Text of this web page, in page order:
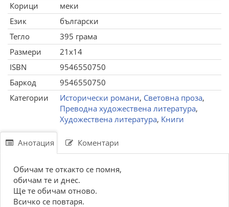
Корици
меки
Език
български
Тегло
395 грама
Размери
21x14
ISBN
9546550750
Баркод
9546550750
Категории
Исторически романи, Световна проза,
Преводна художествена литература,
Художествена литература, Книги
Анотация Коментари
Обичам те откакто се помня,
обичам те и днес.
Ще те обичам отново.
Всичко се повтаря.